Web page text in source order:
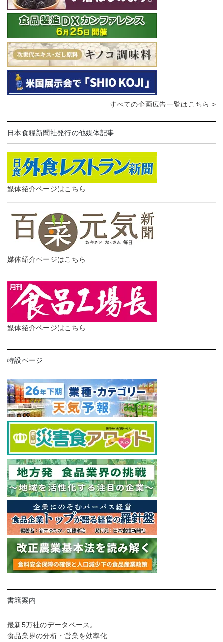
すべての企画広告一覧はこちら >
日本食糧新聞社発行の他媒体記事
媒体紹介ページはこちら
媒体紹介ページはこちら
媒体紹介ページはこちら
特設ページ
書籍案内
最新5万社のデータベース。
食品業界の分析・営業を効率化